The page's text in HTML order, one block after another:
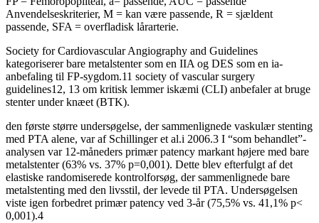
Anvendelseskriterier, M = kan være passende, R = sjældent
passende, SFA = overfladisk lårarterie.
Society for Cardiovascular Angiography and Guidelines
kategoriserer bare metalstenter som en IIA og DES som en ia-
anbefaling til FP-sygdom.11 society of vascular surgery
guidelines12, 13 om kritisk lemmer iskæmi (CLI) anbefaler at bruge
stenter under knæet (BTK).
den første større undersøgelse, der sammenlignede vaskulær stenting
med PTA alene, var af Schillinger et al.i 2006.3 I “som behandlet”-
analysen var 12-måneders primær patency markant højere med bare
metalstenter (63% vs. 37% p=0,001). Dette blev efterfulgt af det
elastiske randomiserede kontrolforsøg, der sammenlignede bare
metalstenting med den livsstil, der levede til PTA. Undersøgelsen
viste igen forbedret primær patency ved 3-år (75,5% vs. 41,1% p<
0,001).4